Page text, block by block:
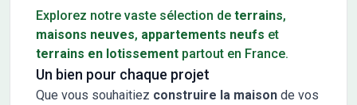
Explorez notre vaste sélection de terrains,
maisons neuves, appartements neufs et
terrains en lotissement partout en France.
Un bien pour chaque projet
Que vous souhaitiez construire la maison de vos